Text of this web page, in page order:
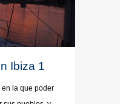
Ibiza 1
en la que poder